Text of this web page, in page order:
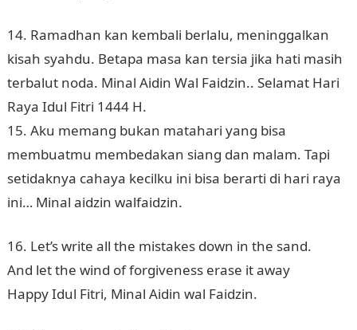
14. Ramadhan kan kembali berlalu, meninggalkan
kisah syahdu. Betapa masa kan tersia jika hati masih
terbalut noda. Minal Aidin Wal Faidzin.. Selamat Hari
Raya Idul Fitri 1444 H.
15. Aku memang bukan matahari yang bisa
membuatmu membedakan siang dan malam. Tapi
setidaknya cahaya kecilku ini bisa berarti di hari raya
ini… Minal aidzin walfaidzin.
16. Let’s write all the mistakes down in the sand.
And let the wind of forgiveness erase it away
Happy Idul Fitri, Minal Aidin wal Faidzin.